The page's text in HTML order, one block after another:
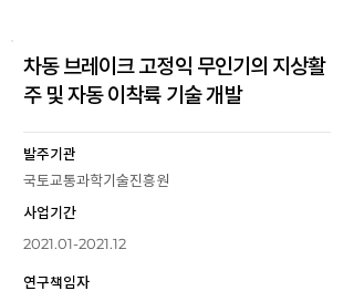
차동 브레이크 고정익 무인기의 지상활
주 및 자동 이착륙 기술 개발
발주기관
국토교통과학기술진흥원
사업기간
2021.01-2021.12
연구책임자